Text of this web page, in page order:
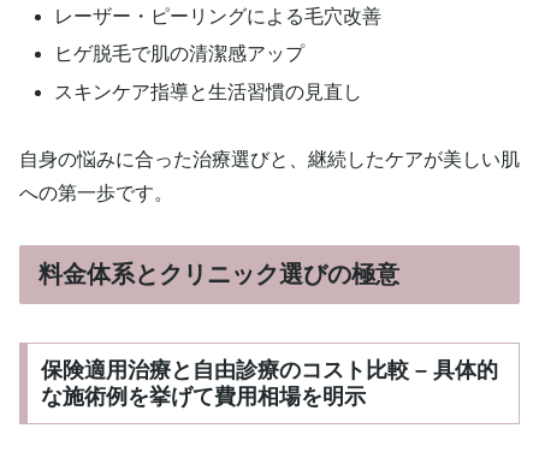
レーザー・ピーリングによる毛穴改善
ヒゲ脱毛で肌の清潔感アップ
スキンケア指導と生活習慣の見直し
自身の悩みに合った治療選びと、継続したケアが美しい肌
への第一歩です。
料金体系とクリニック選びの極意
保険適用治療と自由診療のコスト比較 – 具体的
な施術例を挙げて費用相場を明示